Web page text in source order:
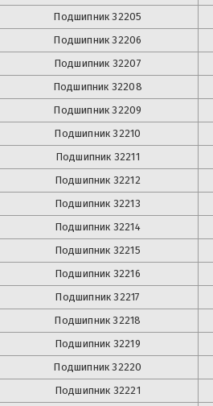
Подшипник32205
Подшипник32206
Подшипник 32207
Подшипник 32208
Подшипник32209
Подшипник32210
Подшипник 32211
Подшипник 32212
Подшипник 32213
Подшипник 32214
Подшипник 32215
Подшипник 32216
Подшипник32217
Подшипник32218
Подшипник 32219
Подшипник32220
Подшипник 32221